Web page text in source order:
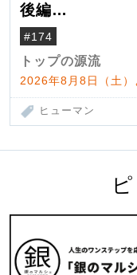
後編
米国駐在でも
んだ父母
#174
トップの源流
2026年8月8日（土
ヒューマン